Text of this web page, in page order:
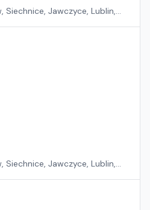
Siechnice, Jawczyce, Lublin,
Siechnice, Jawczyce, Lublin,